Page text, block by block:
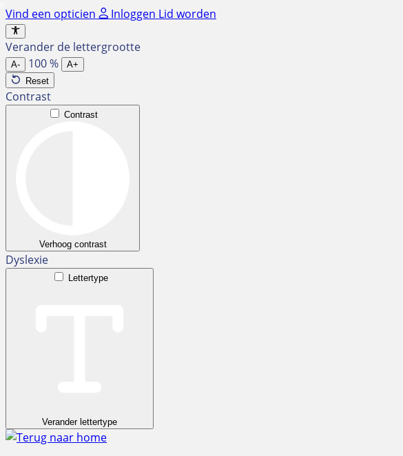
Ga
naar
de
inhoud
Vind een opticien Inloggen Lid worden
Verander de lettergrootte
A- 100%
A+
Reset
Contrast
Contrast
Verhoog contrast
Dyslexie
Lettertype
Verander lettertype